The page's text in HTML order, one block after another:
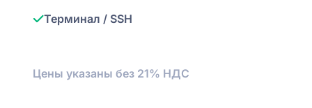
Терминал / SSH
Цены указаны без 21% НДС